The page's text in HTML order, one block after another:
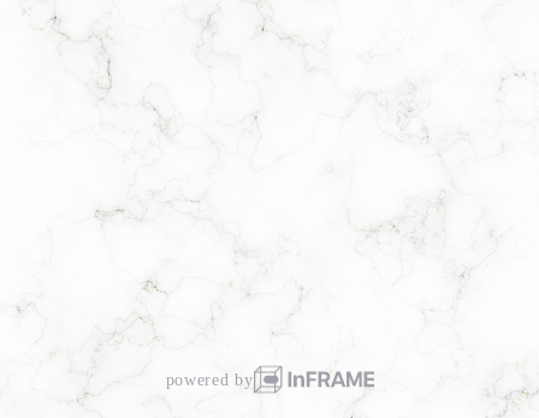
デンドリティックアゲート
インクォーツ福袋
バイカラー福袋
オパール福袋
オパール
水晶・水晶ベース
ダイヤモンド
サンストーン
powered by